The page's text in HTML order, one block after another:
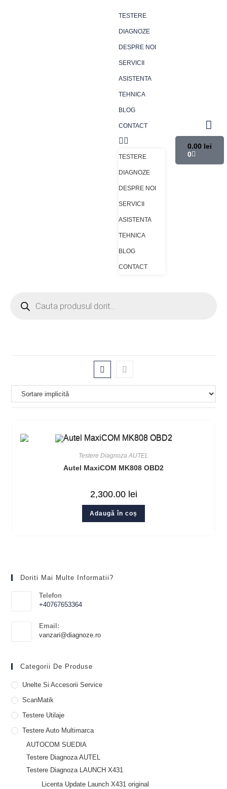
TESTERE
DIAGNOZE
DESPRE NOI
SERVICII
ASISTENTA
TEHNICA
BLOG
CONTACT
TESTERE
DIAGNOZE
DESPRE NOI
SERVICII
ASISTENTA
TEHNICA
BLOG
CONTACT
0.00 lei
0
Testere Diagnoza AUTEL
Autel MaxiCOM MK808 OBD2
2,300.00 lei
Adaugă în coș
Doriti Mai Multe Informatii?
Telefon
+40767653364
Email:
vanzari@diagnoze.ro
Categorii De Produse
Unelte Si Accesorii Service
ScanMatik
Testere Utilaje
Testere Auto Multimarca
AUTOCOM SUEDIA
Testere Diagnoza AUTEL
Testere Diagnoza LAUNCH X431
Licenta Update Launch X431 original